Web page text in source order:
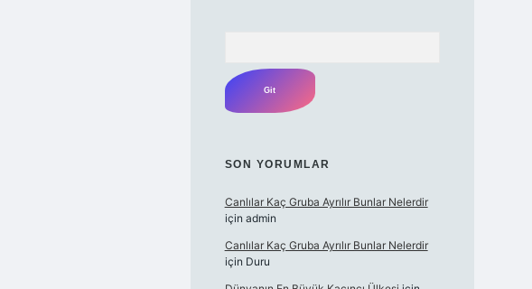
SON YORUMLAR
Canlılar Kaç Gruba Ayrılır Bunlar Nelerdir
için admin
Canlılar Kaç Gruba Ayrılır Bunlar Nelerdir
için Duru